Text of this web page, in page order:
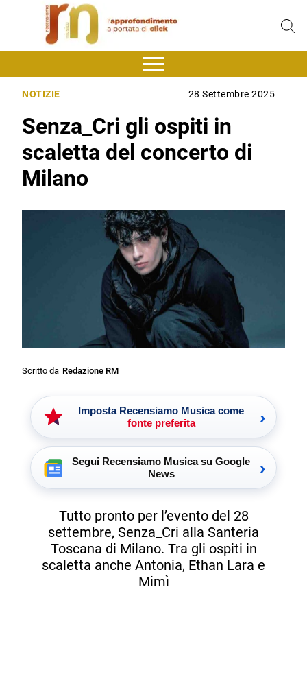
NOTIZIE 28 Settembre 2025
Senza_Cri gli ospiti in
scaletta del concerto di
Milano
Scritto da Redazione RM
Imposta Recensiamo Musica come
fonte preferita
›
Segui Recensiamo Musica su Google
News
›
Tutto pronto per l’evento del 28
settembre, Senza_Cri alla Santeria
Toscana di Milano. Tra gli ospiti in
scaletta anche Antonia, Ethan Lara e
Mimì